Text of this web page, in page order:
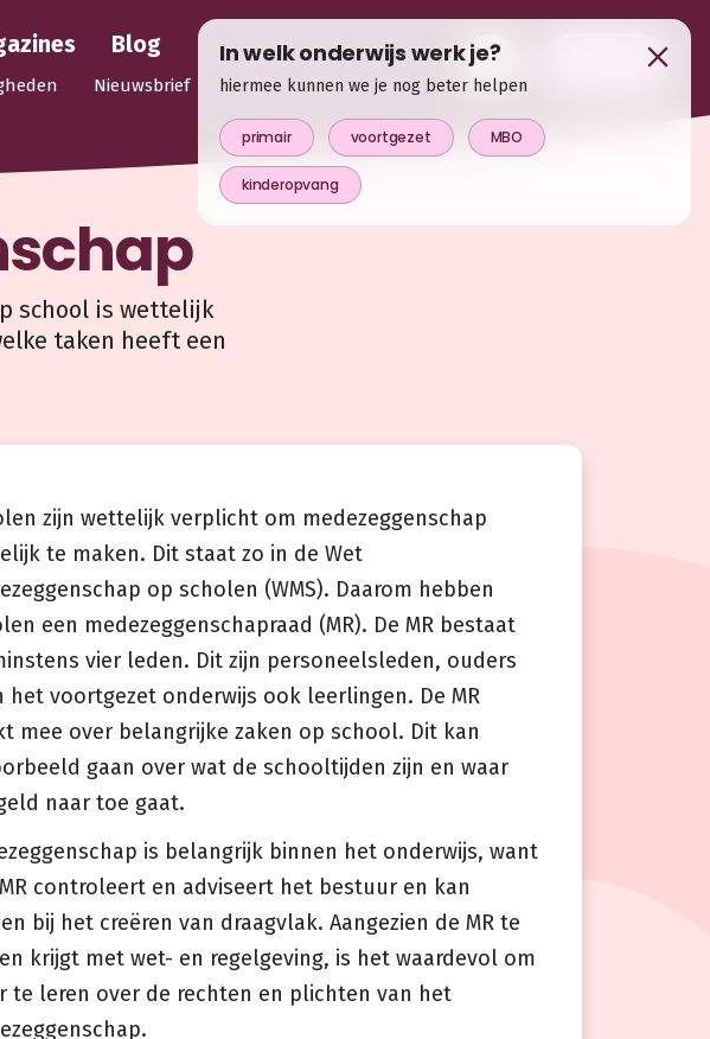
Blog
Nieuwsbrief
school is wettelijk
taken heeft een
zijn wettelijk verplicht om medezeggenschap
te maken. Dit staat zo in de Wet
op scholen (WMS). Daarom hebben
een medezeggenschapraad (MR). De MR bestaat
vier leden. Dit zijn personeelsleden, ouders
het voortgezet onderwijs ook leerlingen. De MR
mee over belangrijke zaken op school. Dit kan
gaan over wat de schooltijden zijn en waar
naar toe gaat.
is belangrijk binnen het onderwijs, want
controleert en adviseert het bestuur en kan
bij het creëren van draagvlak. Aangezien de MR te
krijgt met wet- en regelgeving, is het waardevol om
te leren over de rechten en plichten van het
In welk onderwijs werk je?
hiermee kunnen we je nog beter helpen
primair voortgezet MBO
kinderopvang